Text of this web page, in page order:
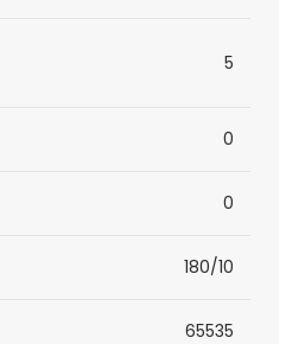
5
0
0
180/10
65535